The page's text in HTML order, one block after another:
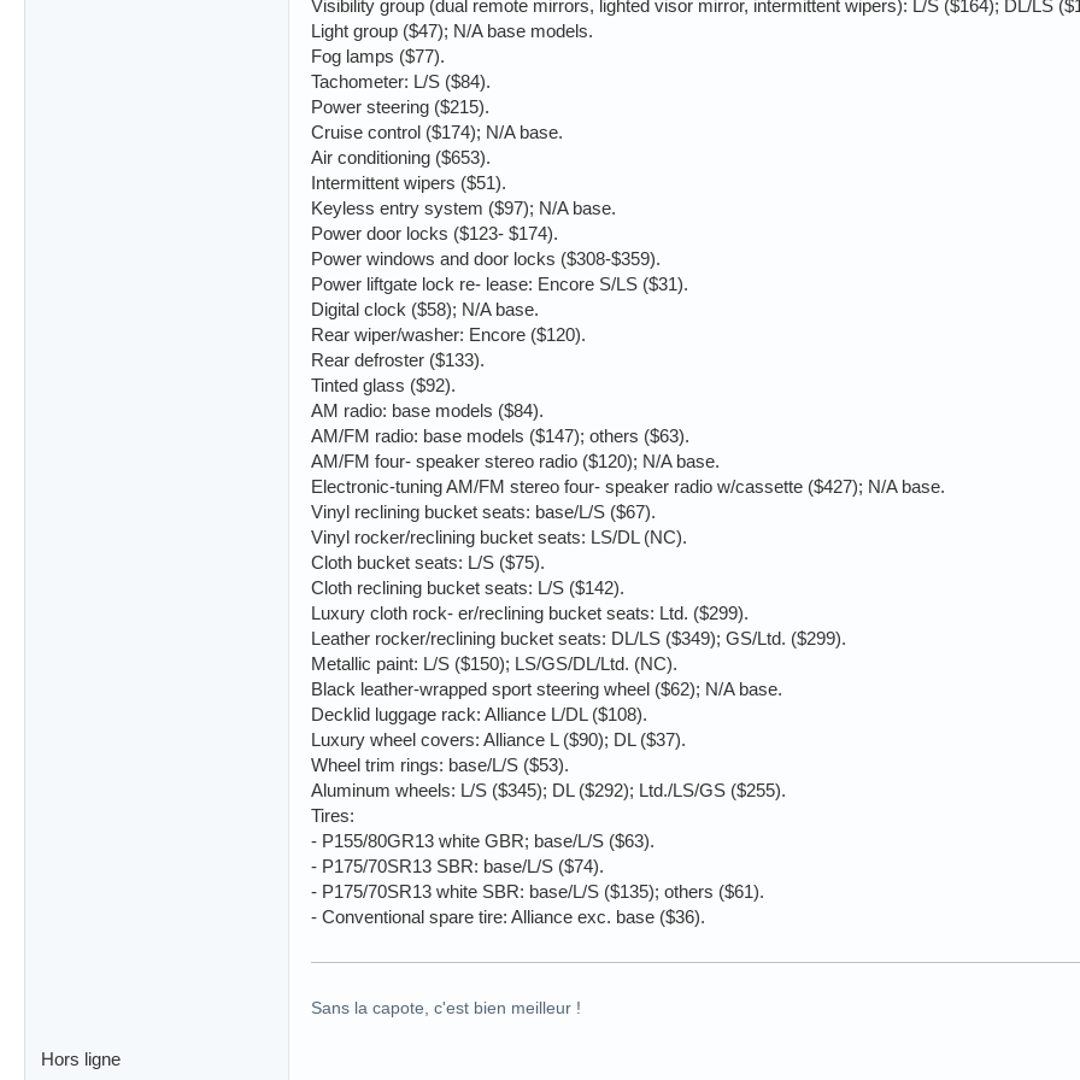
Visibility group (dual remote mirrors, lighted visor mirror, intermittent wipers): L/S ($164); DL/LS
Light group ($47); N/A base models.
Fog lamps ($77).
Tachometer: L/S ($84).
Power steering ($215).
Cruise control ($174); N/A base.
Air conditioning ($653).
Intermittent wipers ($51).
Keyless entry system ($97); N/A base.
Power door locks ($123- $174).
Power windows and door locks ($308-$359).
Power liftgate lock re- lease: Encore S/LS ($31).
Digital clock ($58); N/A base.
Rear wiper/washer: Encore ($120).
Rear defroster ($133).
Tinted glass ($92).
AM radio: base models ($84).
AM/FM radio: base models ($147); others ($63).
AM/FM four- speaker stereo radio ($120); N/A base.
Electronic-tuning AM/FM stereo four- speaker radio w/cassette ($427); N/A base.
Vinyl reclining bucket seats: base/L/S ($67).
Vinyl rocker/reclining bucket seats: LS/DL (NC).
Cloth bucket seats: L/S ($75).
Cloth reclining bucket seats: L/S ($142).
Luxury cloth rock- er/reclining bucket seats: Ltd. ($299).
Leather rocker/reclining bucket seats: DL/LS ($349); GS/Ltd. ($299).
Metallic paint: L/S ($150); LS/GS/DL/Ltd. (NC).
Black leather-wrapped sport steering wheel ($62); N/A base.
Decklid luggage rack: Alliance L/DL ($108).
Luxury wheel covers: Alliance L ($90); DL ($37).
Wheel trim rings: base/L/S ($53).
Aluminum wheels: L/S ($345); DL ($292); Ltd./LS/GS ($255).
Tires:
- P155/80GR13 white GBR; base/L/S ($63).
- P175/70SR13 SBR: base/L/S ($74).
- P175/70SR13 white SBR: base/L/S ($135); others ($61).
- Conventional spare tire: Alliance exc. base ($36).
Sans la capote, c'est bien meilleur !
Hors ligne